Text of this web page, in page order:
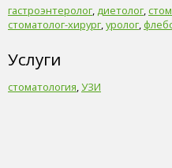
гастроэнтеролог,диетолог,
стоматолог-хирург,уролог,
Услуги
стоматология,УЗИ